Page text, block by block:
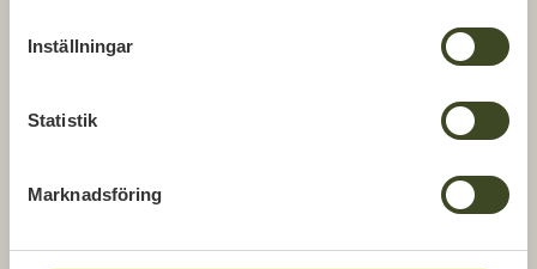
Inställningar
Statistik
Marknadsföring
POVEL som nu ersätts av BKMA. Läs mer om
BKMA här:
Byggföretagens verksamhetsledningssystem |
FACEBOOK
TWITTERLINKEDIN